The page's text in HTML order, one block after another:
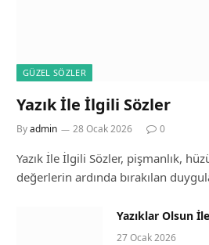
GÜZEL SÖZLER
Yazık İle İlgili Sözler
Byadmin 28 Ocak 2026 0
Yazık İle İlgili Sözler, pişmanlık,
değerlerin ardında bırakılan
Yazıklar Olsun
27 Ocak 2026